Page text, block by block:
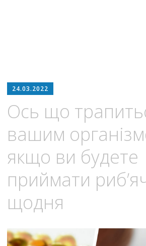
24.03.2022
Ось що
вашим
якщо ви будете
приймати
щодня